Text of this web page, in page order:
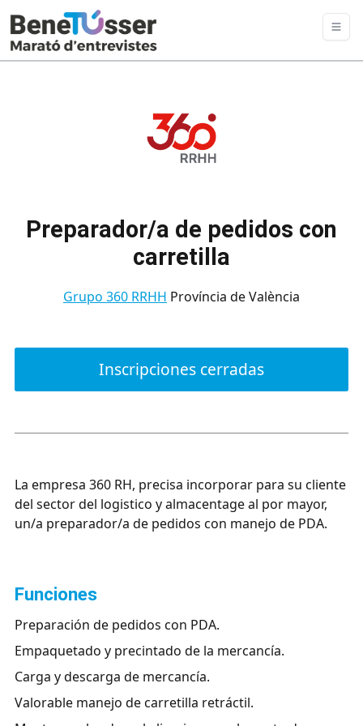
Preparador/a de pedidos con
carretilla
Grupo 360 RRHH Província de València
Inscripciones cerradas
La empresa 360 RH, precisa incorporar para su cliente
del sector del logistico y almacentage al por mayor,
un/a preparador/a de pedidos con manejo de PDA.
funciones
Preparación de pedidos con PDA.
Empaquetado y precintado de la mercancía.
Carga y descarga de mercancía.
Valorable manejo de carretilla retráctil.